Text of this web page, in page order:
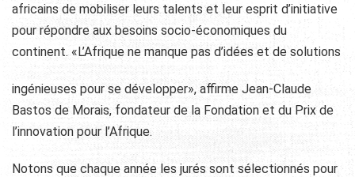
africains de mobiliser leurs talents et leur esprit d’initiative
pour répondre aux besoins socio-économiques du
continent. «L’Afrique ne manque pas d’idées et de solutions
ingénieuses pour se développer», affirme Jean-Claude
Bastos de Morais, fondateur de la Fondation et du Prix de
l’innovation pour l’Afrique.
Notons que chaque année les jurés sont sélectionnés pour